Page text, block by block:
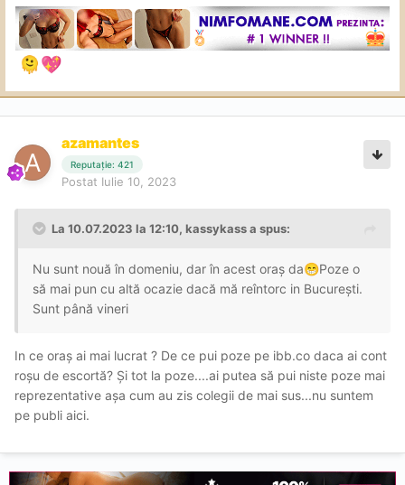
FRENCH KISSES 50+
200 FINALIZAREA / 400 ORA
Poze:
🫠💖
azamantes
Reputație: 421
Postat Iulie 10, 2023
La 10.07.2023 la 12:10, kassykassa spus:
Nu sunt nouă în domeniu, dar în acest oraș da😁Poze o
să mai pun cu altă ocazie dacă mă reîntorc in București.
Sunt până vineri
In ce oraș ai mai lucrat ? De ce pui poze pe ibb.co daca ai cont
roșu de escortă? Și tot la poze....ai putea să pui niste poze mai
reprezentative așa cum au zis colegii de mai sus...nu suntem
pe publi aici.